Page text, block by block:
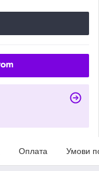
Оплата Умови